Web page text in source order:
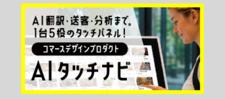
個人情報保護方針
© 2022 Japan Council of Shopping Centers